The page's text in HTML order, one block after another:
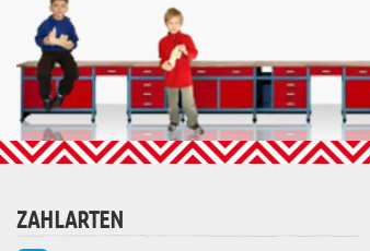
ZAHLARTEN